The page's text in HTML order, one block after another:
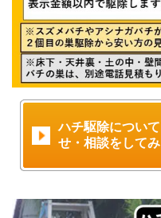
ハチ駆除につい
せ・相談をして